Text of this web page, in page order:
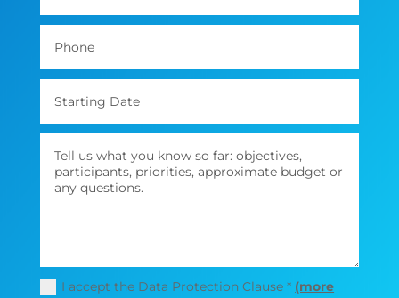
I accept the Data Protection Clause * (more